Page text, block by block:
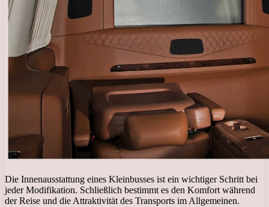
Die Innenausstattung eines Kleinbusses ist ein wichtiger Schritt bei
jeder Modifikation. Schließlich bestimmt es den Komfort während
der Reise und die Attraktivität des Transports im Allgemeinen.